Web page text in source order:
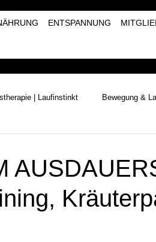
ENTSPANNUNG
| Laufinstinkt Bewegung &
| Laufinstinkt+®